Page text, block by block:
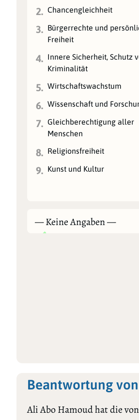
2. Chancengleichheit
3. Bürgerrechte und
Freiheit
4. Innere Sicherheit, Schutz
Kriminalität
5. Wirtschaftswachstum
6. Wissenschaft und
7. Gleichberechtigung aller
Menschen
8. Religionsfreiheit
9. Kunst und Kultur
— Keine Angaben —
Beantwortung
Ali Abo Hamoud hat die